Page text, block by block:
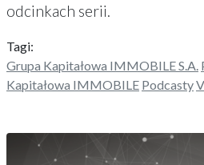
odcinkach serii.
Tagi:
Grupa Kapitałowa IMMOBILE S.A.
Kapitałowa IMMOBILE Podcasty